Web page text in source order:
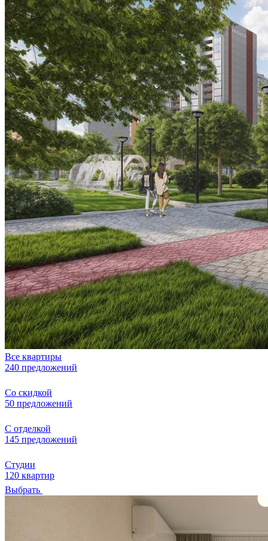
Все квартиры
240 предложений
Со скидкой
50 предложений
С отделкой
145 предложений
Студии
120 квартир
Выбрать